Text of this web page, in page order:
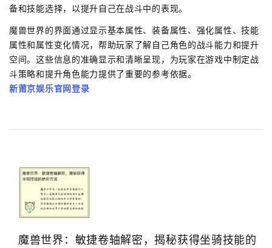
备和技能选择，以提升自己在战斗中的表现。
魔兽世界的界面通过显示基本属性、装备属性、强化属性、技能
属性和属性变化情况，帮助玩家了解自己角色的战斗能力和提升
空间。这些信息的准确显示和清晰呈现，为玩家在游戏中制定战
斗策略和提升角色能力提供了重要的参考依据。
新莆京娱乐官网登录
魔兽世界：敏捷卷轴解密，揭秘获得坐骑技能的